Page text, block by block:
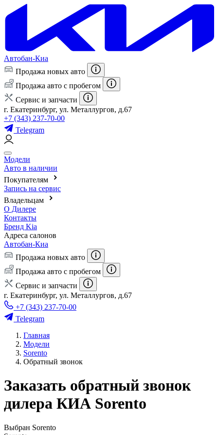
Автобан-Киа
Продажа новых авто
Продажа авто с пробегом
Сервис и запчасти
г. Екатеринбург, ул. Металлургов, д.67
+7 (343) 237-70-00
Telegram
Модели
Авто в наличии
Покупателям
Запись на сервис
Владельцам
О Дилере
Контакты
Бренд Kia
Адреса салонов
Автобан-Киа
Продажа новых авто
Продажа авто с пробегом
Сервис и запчасти
г. Екатеринбург, ул. Металлургов, д.67
+7 (343) 237-70-00
Telegram
Главная
Модели
Sorento
Обратный звонок
Заказать обратный звонок
дилера КИА Sorento
Выбран Sorento